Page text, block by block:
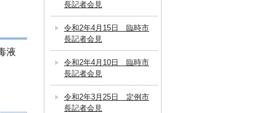
液
長記者会見
令和2年4月15日 臨時市
長記者会見
令和2年4月10日 臨時市
長記者会見
令和2年3月25日 定例市
長記者会見